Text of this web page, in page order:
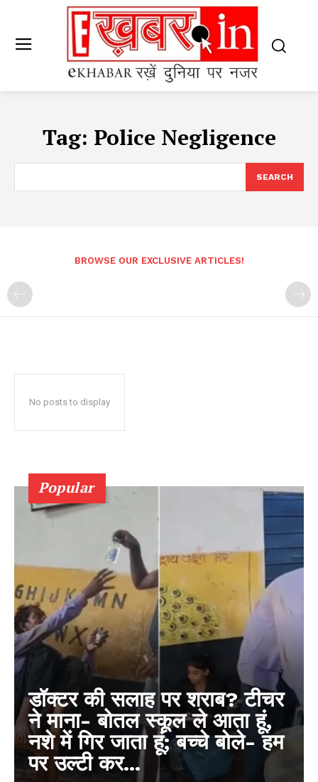
Tag: Police Negligence
SEARCH
BROWSE OUR EXCLUSIVE ARTICLES!
No posts to display
Popular
डॉक्टर की सलाह पर शराब? टीचर
ने माना- बोतल स्कूल ले आता हूं,
नशे में गिर जाता हूं; बच्चे बोले- हम
पर उल्टी कर...